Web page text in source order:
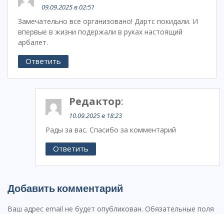
09.09.2025 в 02:51
Замечательно все организовано! Дартс покидали. И
впервые в жизни подержали в руках настоящий
арбалет.
Ответить
Редактор:
10.09.2025 в 18:23
Рады за вас. Спасибо за комментарий
Ответить
Добавить комментарий
Ваш адрес email не будет опубликован. Обязательные поля